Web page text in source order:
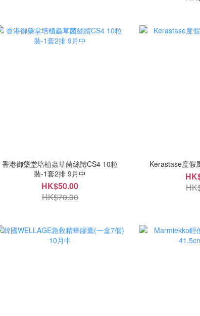
香港御藥堂培植蟲草菌絲體CS4 10粒
裝-1套2排 9月中
HK$50.00
HK$70.00
Kerastase度假